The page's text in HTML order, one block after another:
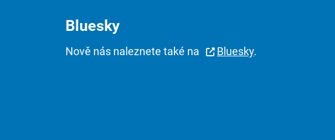
Bluesky
Nově nás naleznete také na Bluesky.